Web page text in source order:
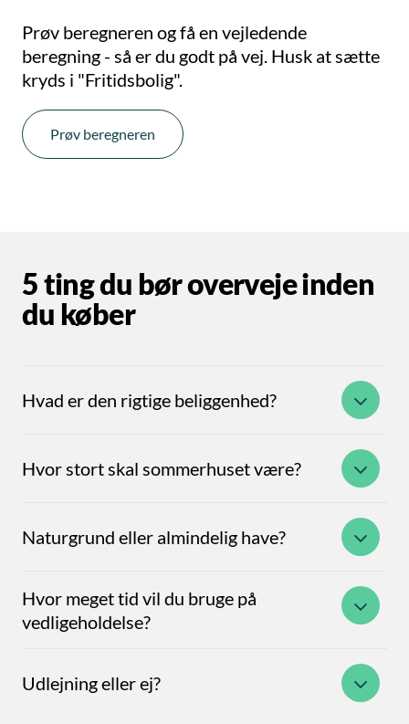
Prøv beregneren og få en vejledende
beregning - så er du godt på vej. Husk at sætte
kryds i "Fritidsbolig".
Prøv beregneren
5 ting du bør overveje inden
du køber
Hvad er den rigtige beliggenhed?
Hvor stort skal sommerhuset være?
Naturgrund eller almindelig have?
Hvor meget tid vil du bruge på
vedligeholdelse?
Udlejning eller ej?